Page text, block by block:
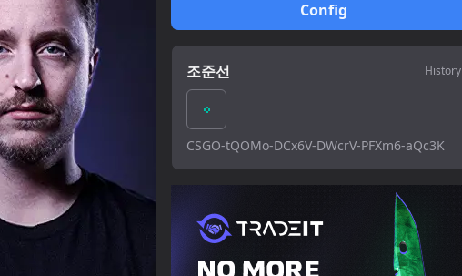
Config
조준선 History
CSGO-tQOMo-DCx6V-DWcrV-PFXm6-aQc3K